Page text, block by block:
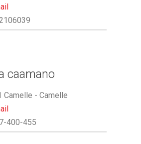
caamano
Camelle - Camelle
400-455